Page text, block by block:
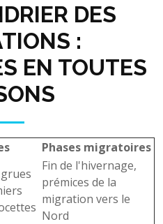
DES
:
EN TOUTES
Phases migratoires
Fin de l'hivernage,
prémices de la
migration vers le
Nord